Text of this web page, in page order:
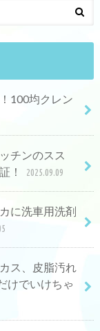
100均クレン
チンのスス
！
2025.09.09
に洗車用洗剤
ス、皮脂汚れ
けでいけちゃ